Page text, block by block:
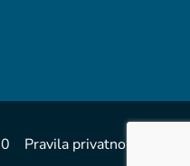
Pravila privatnosti